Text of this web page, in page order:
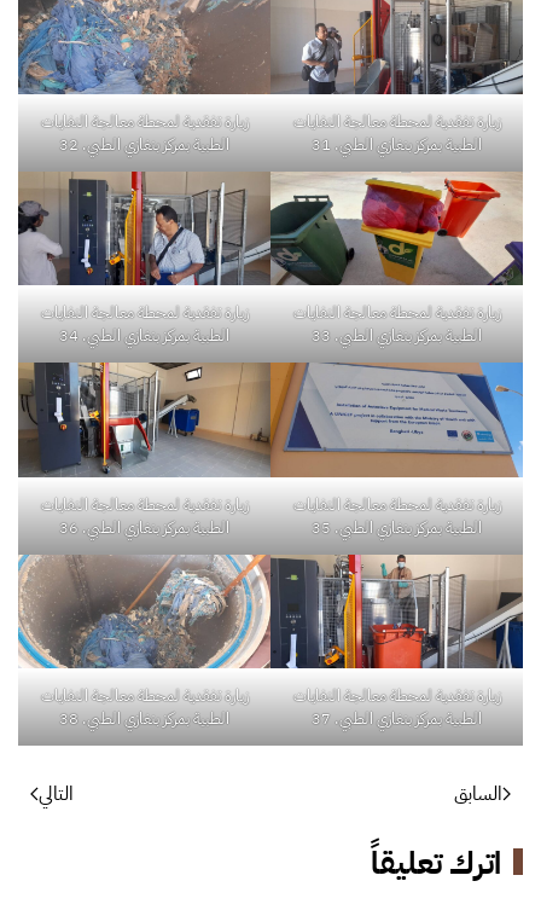
زيارة تفقدية لمحطة معالجة النفايات
الطبية بمركز بنغازي الطبي. 31
زيارة تفقدية لمحطة معالجة النفايات
الطبية بمركز بنغازي الطبي. 32
زيارة تفقدية لمحطة معالجة النفايات
الطبية بمركز بنغازي الطبي. 33
زيارة تفقدية لمحطة معالجة النفايات
الطبية بمركز بنغازي الطبي. 34
زيارة تفقدية لمحطة معالجة النفايات
الطبية بمركز بنغازي الطبي. 35
زيارة تفقدية لمحطة معالجة النفايات
الطبية بمركز بنغازي الطبي. 36
زيارة تفقدية لمحطة معالجة النفايات
الطبية بمركز بنغازي الطبي. 37
زيارة تفقدية لمحطة معالجة النفايات
الطبية بمركز بنغازي الطبي. 38
السابق التالي
اترك تعليقاً